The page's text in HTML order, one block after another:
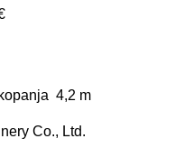
4,2 m
Co., Ltd.